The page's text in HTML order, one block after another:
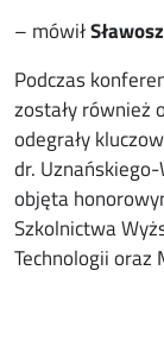
– mówił
Podczas
zostały również
odegrały
dr.
objęta
Szkolnictwa
Technologii oraz